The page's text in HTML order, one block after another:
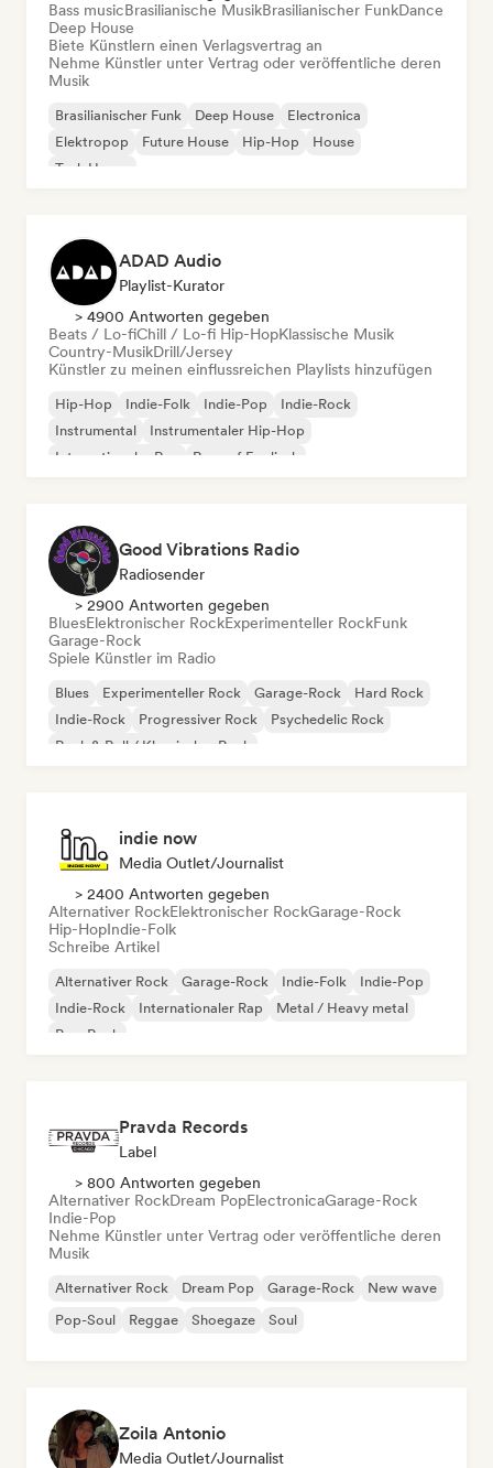
Bass musicBrasilianische MusikBrasilianischer FunkDance
Deep House
Biete Künstlern einen Verlagsvertrag an
Nehme Künstler unter Vertrag oder veröffentliche deren
Musik
Brasilianischer Funk Deep House
Electronica
Elektropop
Future House Hip-Hop
House
Tech House
ADAD Audio
Playlist-Kurator
> 4900 Antworten gegeben
Beats / Lo-fiChill / Lo-fi Hip-HopKlassische Musik
Country-MusikDrill/Jersey
Künstler zu meinen einflussreichen Playlists hinzufügen
Hip-Hop Indie-Folk Indie-Pop
Indie-Rock
Instrumental
Instrumentaler Hip-Hop
Internationaler Rap
Rap auf Englisch
Good Vibrations Radio
Radiosender
> 2900 Antworten gegeben
BluesElektronischer RockExperimenteller RockFunk
Garage-Rock
Spiele Künstler im Radio
Blues Experimenteller Rock Garage-Rock
Hard Rock
Indie-Rock
Progressiver Rock
Psychedelic Rock
Rock & Roll / Klassischer Rock
indie now
Media Outlet/Journalist
> 2400 Antworten gegeben
Alternativer RockElektronischer RockGarage-Rock
Hip-HopIndie-Folk
Schreibe Artikel
Alternativer Rock Garage-Rock Indie-Folk
Indie-Pop
Indie-Rock
Internationaler Rap
Metal / Heavy metal
Pop-Rock
Pravda Records
Label
> 800 Antworten gegeben
Alternativer RockDream PopElectronicaGarage-Rock
Indie-Pop
Nehme Künstler unter Vertrag oder veröffentliche deren
Musik
Alternativer Rock Dream Pop Garage-Rock
New wave
Pop-Soul
Reggae Shoegaze Soul
Zoila Antonio
Media Outlet/Journalist